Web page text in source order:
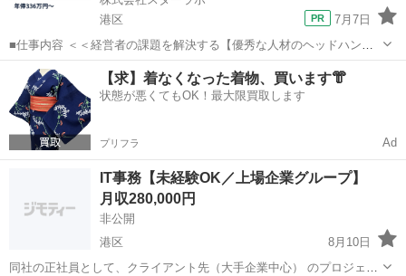
港区
7月7日
■仕事内容 ＜＜経営者の課題を解決する【優秀な人材のヘッドハンテ
ィング】の提案営業＞＞ 独自のノウハウに沿って、優秀な人材を必要
としている企業の経営者へアプローチをかけていただきます。 大手か
ら中小、ベンチャー企業...
東京 営業 社員
【求】着なくなった着物、買います👘
状態が悪くてもOK！最大限買取します
プリフラ Ad
IT事務【未経験OK／上場企業グループ】
月収280,000円
非公開
港区
8月10日
同社の正社員として、クライアント先（大手企業中心） のプロジェク